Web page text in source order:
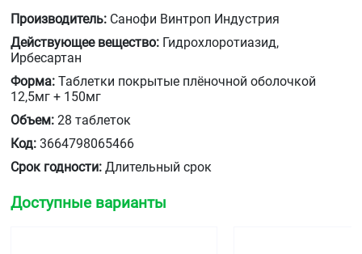
Производитель: Санофи Винтроп Индустрия
Действующее вещество: Гидрохлоротиазид,
Ирбесартан
Форма: Таблетки покрытые плёночной оболочкой
12,5мг + 150мг
Объем: 28 таблеток
Код: 3664798065466
Срок годности: Длительный срок
Доступные варианты